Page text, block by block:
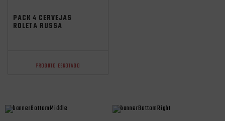
PACK 4 CERVEJAS
ROLETA RUSSA
PRODUTO ESGOTADO